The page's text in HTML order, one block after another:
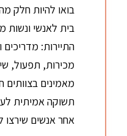
בואו להיות חלק
בית לאנשי ונשות
התיירות: מדריכים
מכירות, תפעול,
מאמינים בצוותים
תשוקה אמיתית
אחר אנשים שירצו